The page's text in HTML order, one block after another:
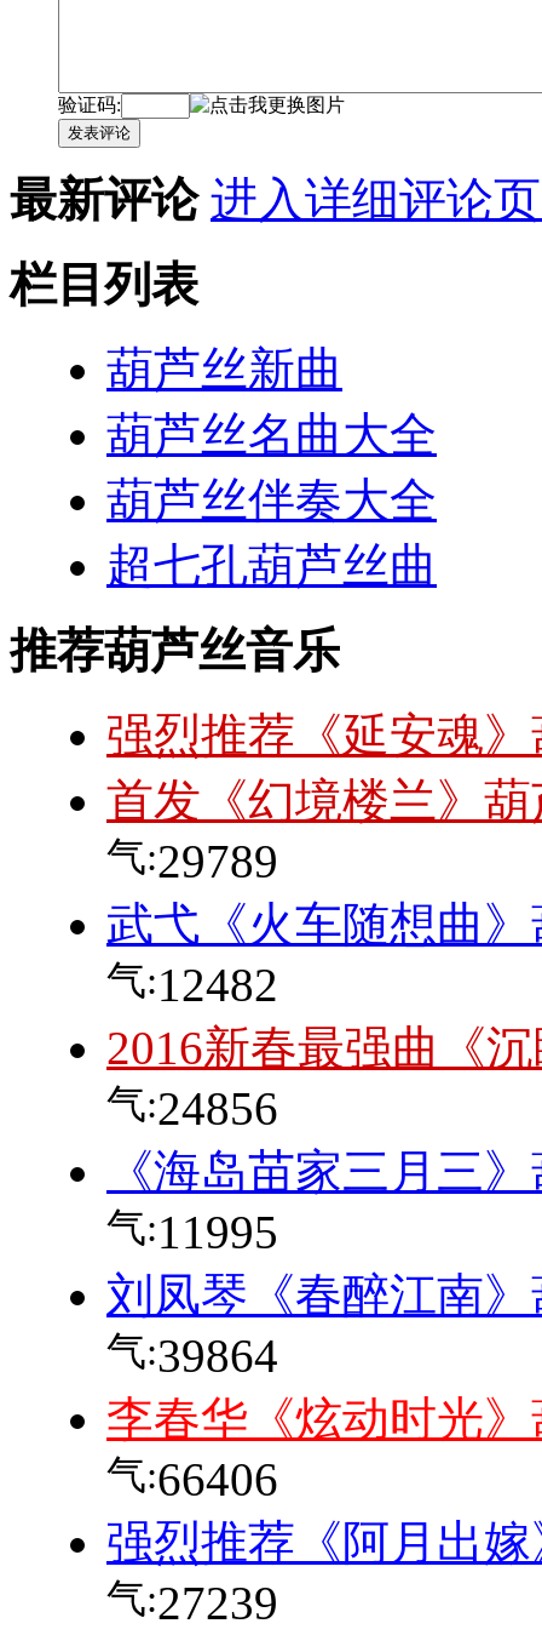
验证码:
发表评论
最新评论 进入详细评论
栏目列表
葫芦丝新曲
葫芦丝名曲大全
葫芦丝伴奏大全
超七孔葫芦丝曲
推荐葫芦丝音乐
强烈推荐《延安魂
首发《幻境楼兰》
气:29789
武弋《火车随想曲
气:12482
2016新春最强曲《
气:24856
《海岛苗家三月三
气:11995
刘凤琴《春醉江南
气:39864
李春华《炫动时光
气:66406
强烈推荐《阿月出
气:27239